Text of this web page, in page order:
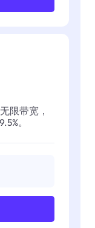
限带宽，
。